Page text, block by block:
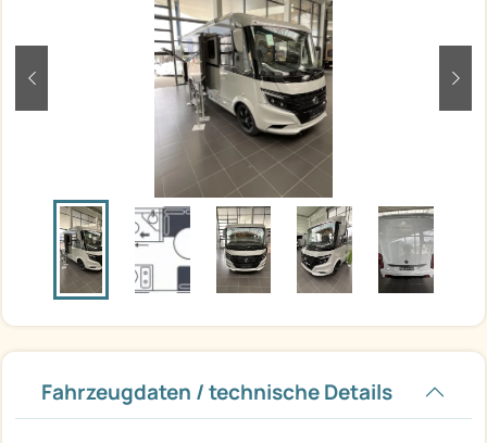
zurück
Fahrzeugdaten / technische Details